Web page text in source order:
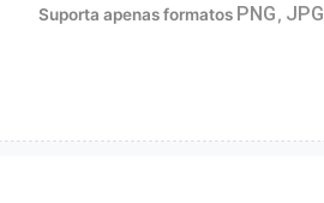
Suporta apenas formatos PNG, JPG